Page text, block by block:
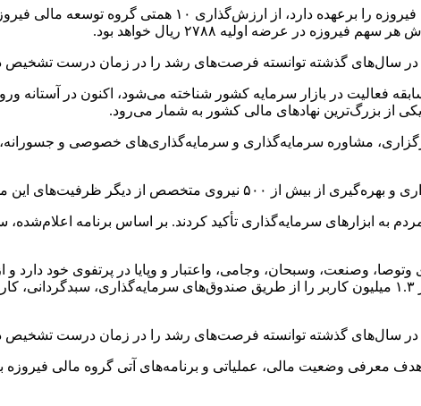
آقامحمد سمسار، نماینده تأمین سرمایه امید که وظیفه ارزش‌گذاری مجموعه
گروه مالی فیروزه با نماد معاملاتی «وفیروزه» که با بیش از ۲۱ سال سابقه فعالیت در بازار سرمایه کشور
مشاوره سرمایه‌گذاری و سرمایه‌گذاری‌های خصوصی و جسورانه،
ابزارهای سرمایه‌گذاری تأکید کردند. بر اساس برنامه اعلام‌شده،
شرکت و ۲۵ نهاد مالی، در بخش‌های مختلف بازار سرمایه اثرگذار است. این گروه بیش از ۱.۳ میلیون کاربر را از طریق
معرفی وضعیت مالی، عملیاتی و برنامه‌های آتی گروه مالی